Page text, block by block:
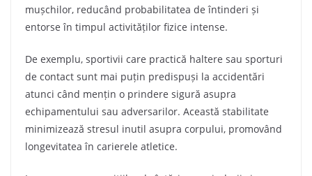
mușchilor, reducând probabilitatea de întinderi și
entorse în timpul activităților fizice intense.
De exemplu, sportivii care practică haltere sau sporturi
de contact sunt mai puțin predispuși la accidentări
atunci când mențin o prindere sigură asupra
echipamentului sau adversarilor. Această stabilitate
minimizează stresul inutil asupra corpului, promovând
longevitatea în carierele atletice.